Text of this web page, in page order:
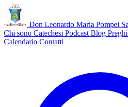
Don Leonardo Maria Pompei
Chi sono Catechesi Podcast Blog
Calendario Contatti